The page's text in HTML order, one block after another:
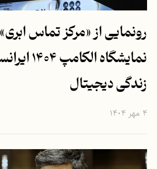
رونمایی از «مرکز تماس
نمایشگاه
زندگی دیجیتال
۴ مهر ۱۴۰۴